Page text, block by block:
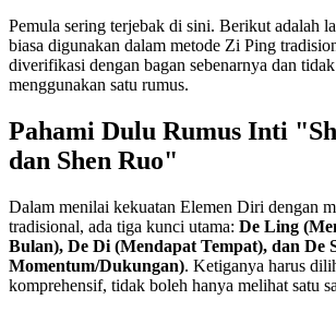
Pemula sering terjebak di sini. Berikut adalah
biasa digunakan dalam metode Zi Ping
diverifikasi dengan bagan sebenarnya dan
menggunakan satu rumus.
Pahami Dulu Rumus Inti
dan Shen Ruo"
Dalam menilai kekuatan Elemen Diri dengan
tradisional, ada tiga kunci utama: De Ling
Bulan), De Di (Mendapat Tempat), dan De
Momentum/Dukungan). Ketiganya harus
komprehensif, tidak boleh hanya melihat satu